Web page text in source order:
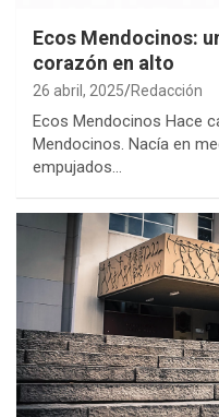
Ecos Mendocinos:
corazón en alto
26 abril, 2025 Redacción
Ecos Mendocinos Hace
Mendocinos. Nacía en
empujados…